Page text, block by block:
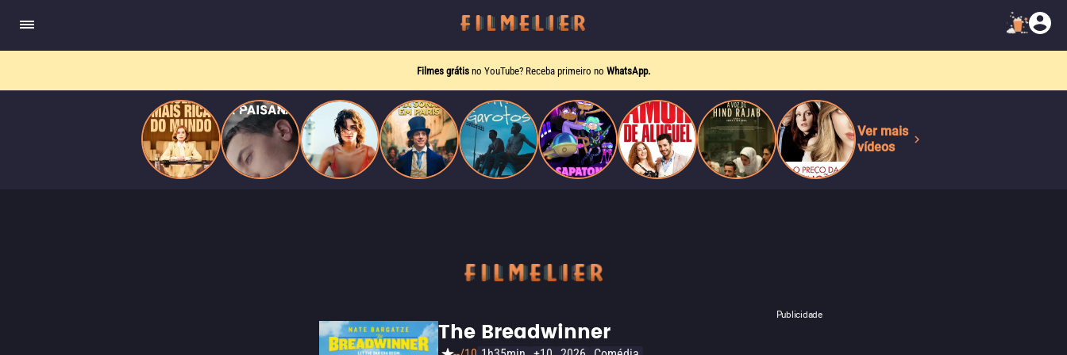
Ver mais
vídeos
Filmes grátis no YouTube? Receba primeiro no WhatsApp.
Publicidade
The Breadwinner
do
Mundo